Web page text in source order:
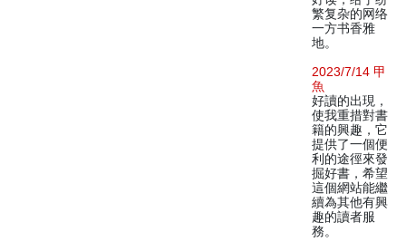
繁复杂的网络
一方书香雅
地。
2023/7/14 甲
魚
好讀的出現，
使我重措對書
籍的興趣，它
提供了一個便
利的途徑來發
掘好書，希望
這個網站能繼
續為其他有興
趣的讀者服
務。